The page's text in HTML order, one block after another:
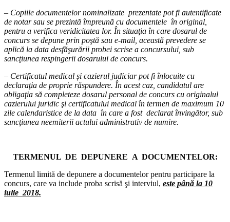
– Copiile documentelor nominalizate prezentate pot fi autentificate
de notar sau se prezintă împreună cu documentele în original,
pentru a verifica veridicitatea lor. În situaţia în care dosarul de
concurs se depune prin poştă sau e-mail, această prevedere se
aplică la data desfăşurării probei scrise a concursului, sub
sancţiunea respingerii dosarului de concurs.
– Certificatul medical și cazierul judiciar pot fi înlocuite cu
declaraţia de proprie răspundere. În acest caz, candidatul are
obligaţia să completeze dosarul personal de concurs cu originalul
cazierului juridic şi certificatului medical în termen de maximum 10
zile calendaristice de la data în care a fost declarat învingător, sub
sancţiunea neemiterii actului administrativ de numire.
TERMENUL DE DEPUNERE A DOCUMENTELOR:
Termenul limită de depunere a documentelor pentru participare la
concurs, care va include proba scrisă şi interviul, este până la 10
iulie 2018.